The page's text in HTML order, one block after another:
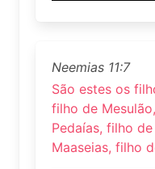
Neemias 11:7
São estes os
filho de
Pedaías, filho
Maaseias, filho